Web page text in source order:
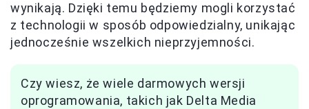
wynikają. Dzięki temu będziemy mogli korzystać
z technologii w sposób odpowiedzialny, unikając
jednocześnie wszelkich nieprzyjemności.
Czy wiesz, że wiele darmowych wersji
oprogramowania, takich jak Delta Media